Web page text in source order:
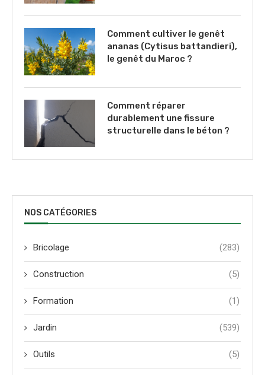
Comment cultiver le genêt
ananas (Cytisus battandieri),
le genêt du Maroc ?
Comment réparer
durablement une fissure
structurelle dans le béton ?
NOS CATÉGORIES
Bricolage (283)
Construction (5)
Formation (1)
Jardin (539)
Outils (5)